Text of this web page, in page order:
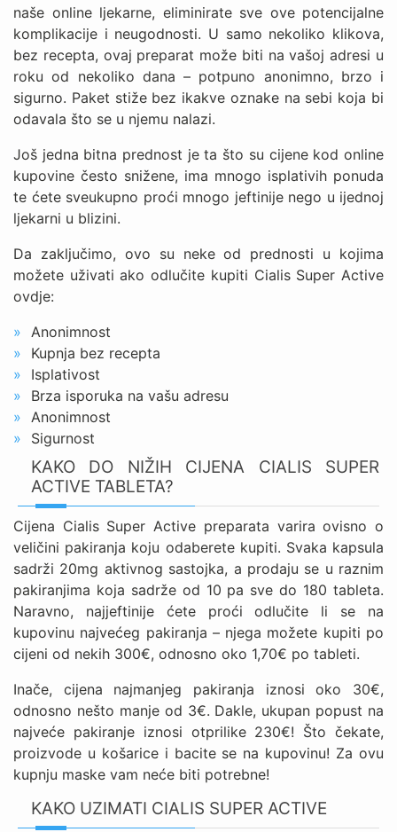
naše online ljekarne, eliminirate sve ove potencijalne
komplikacije i neugodnosti. U samo nekoliko klikova,
bez recepta, ovaj preparat može biti na vašoj adresi u
roku od nekoliko dana – potpuno anonimno, brzo i
sigurno. Paket stiže bez ikakve oznake na sebi koja bi
odavala što se u njemu nalazi.
Još jedna bitna prednost je ta što su cijene kod online
kupovine često snižene, ima mnogo isplativih ponuda
te ćete sveukupno proći mnogo jeftinije nego u ijednoj
ljekarni u blizini.
Da zaključimo, ovo su neke od prednosti u kojima
možete uživati ako odlučite kupiti Cialis Super Active
ovdje:
Anonimnost
Kupnja bez recepta
Isplativost
Brza isporuka na vašu adresu
Anonimnost
Sigurnost
KAKO DO NIŽIH CIJENA CIALIS SUPER
ACTIVE TABLETA?
Cijena Cialis Super Active preparata varira ovisno o
veličini pakiranja koju odaberete kupiti. Svaka kapsula
sadrži 20mg aktivnog sastojka, a prodaju se u raznim
pakiranjima koja sadrže od 10 pa sve do 180 tableta.
Naravno, najjeftinije ćete proći odlučite li se na
kupovinu najvećeg pakiranja – njega možete kupiti po
cijeni od nekih 300€, odnosno oko 1,70€ po tableti.
Inače, cijena najmanjeg pakiranja iznosi oko 30€,
odnosno nešto manje od 3€. Dakle, ukupan popust na
najveće pakiranje iznosi otprilike 230€! Što čekate,
proizvode u košarice i bacite se na kupovinu! Za ovu
kupnju maske vam neće biti potrebne!
KAKO UZIMATI CIALIS SUPER ACTIVE